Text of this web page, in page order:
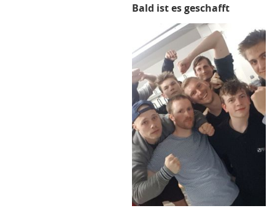
Bald ist es geschafft